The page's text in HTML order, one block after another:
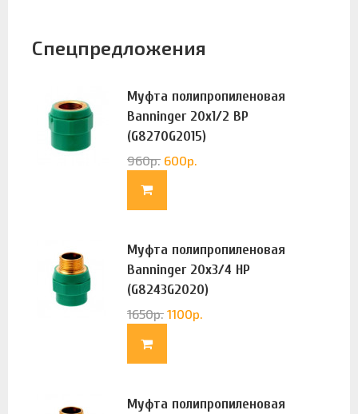
Спецпредложения
Муфта полипропиленовая
Banninger 20х1/2 ВР
(G8270G2015)
960р. 600р.
Муфта полипропиленовая
Banninger 20х3/4 НР
(G8243G2020)
1650р. 1100р.
Муфта полипропиленовая